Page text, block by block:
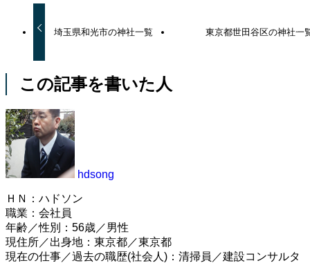
埼玉県和光市の神社一覧 東京都世田谷区の神社一
この記事を書いた人
hdsong
ＨＮ：ハドソン
職業：会社員
年齢／性別：56歳／男性
現住所／出身地：東京都／東京都
現在の仕事／過去の職歴(社会人)：清掃員／建設コンサルタ